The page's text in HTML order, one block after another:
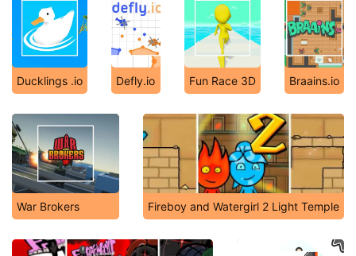
Ducklings .io Defly.io Fun Race 3D Braains.io
War Brokers Fireboy and Watergirl 2 Light Temple